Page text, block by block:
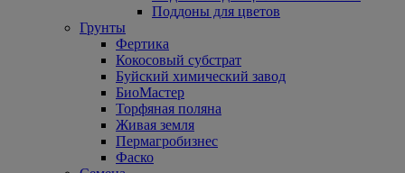
Поддоны для цветов
Грунты
Фертика
Кокосовый субстрат
Буйский химический завод
БиоМастер
Торфяная поляна
Живая земля
Пермагробизнес
Фаско